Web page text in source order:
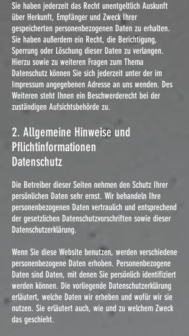
2. Allgemeine Hinweise und
Pflichtinformationen
Datenschutz
Die Betreiber dieser Seiten nehmen den Schutz Ihrer
persönlichen Daten sehr ernst. Wir behandeln Ihre
personenbezogenen Daten vertraulich und entsprechend
der gesetzlichen Datenschutzvorschriften sowie dieser
Datenschutzerklärung.
Wenn Sie diese Website benutzen, werden verschiedene
personenbezogene Daten erhoben. Personenbezogene
Daten sind Daten, mit denen Sie persönlich identifiziert
werden können. Die vorliegende Datenschutzerklärung
erläutert, welche Daten wir erheben und wofür wir sie
nutzen. Sie erläutert auch, wie und zu welchem Zweck
das geschieht.
Sie haben jederzeit das Recht unentgeltlich Auskunft
über Herkunft, Empfänger und Zweck Ihrer
gespeicherten personenbezogenen Daten zu erhalten.
Sie haben außerdem ein Recht, die Berichtigung,
Sperrung oder Löschung dieser Daten zu verlangen.
Hierzu sowie zu weiteren Fragen zum Thema
Datenschutz können Sie sich jederzeit unter der im
Impressum angegebenen Adresse an uns wenden. Des
Weiteren steht Ihnen ein Beschwerderecht bei der
zuständigen Aufsichtsbehörde zu.